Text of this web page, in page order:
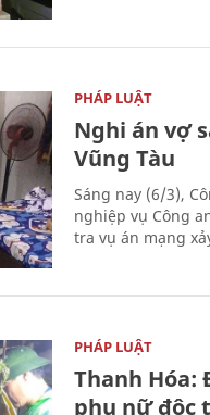
PHÁP LUẬT
Nghi án vợ
Vũng Tàu
Sáng nay (6/3),
nghiệp vụ Công
tra vụ án mạng
PHÁP LUẬT
Thanh
phụ nữ độc